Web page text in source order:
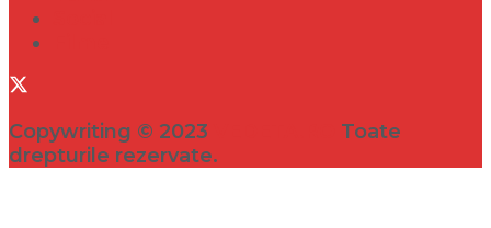
Copywriting © 2023
Toate
drepturile rezervate.